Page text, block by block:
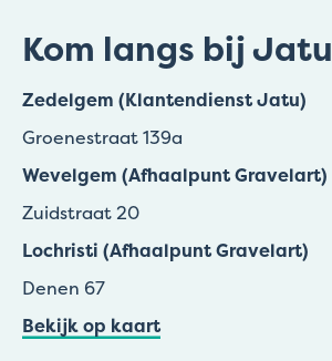
Kom langs bij Jatu
Zedelgem (Klantendienst Jatu)
Groenestraat 139a
Wevelgem (Afhaalpunt Gravelart)
Zuidstraat 20
Lochristi (Afhaalpunt Gravelart)
Denen 67
Bekijk op kaart